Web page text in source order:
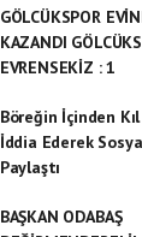
GÖLCÜKSPOR
KAZANDI
EVRENSEKİZ : 1
Böreğin İçinden Kıl
İddia Ederek
Paylaştı
BAŞKAN ODABAŞ